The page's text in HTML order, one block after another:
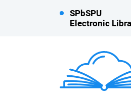
SPbSPU
Electronic